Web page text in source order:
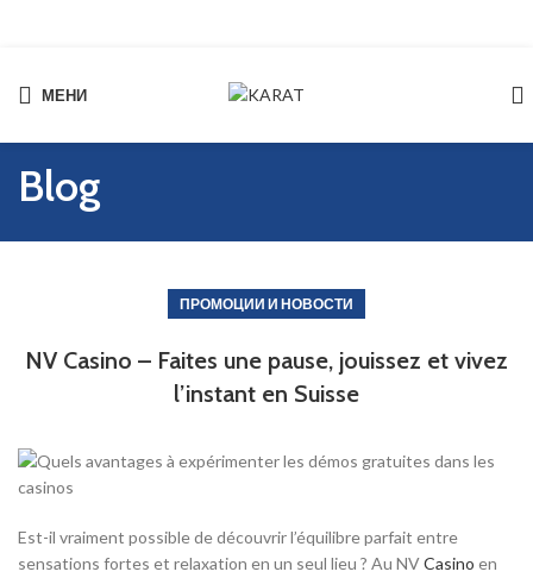
МЕНИ
Blog
ПРОМОЦИИ И НОВОСТИ
NV Casino – Faites une pause, jouissez et vivez
l’instant en Suisse
Est-il vraiment possible de découvrir l’équilibre parfait entre
sensations fortes et relaxation en un seul lieu ? Au NVCasino en